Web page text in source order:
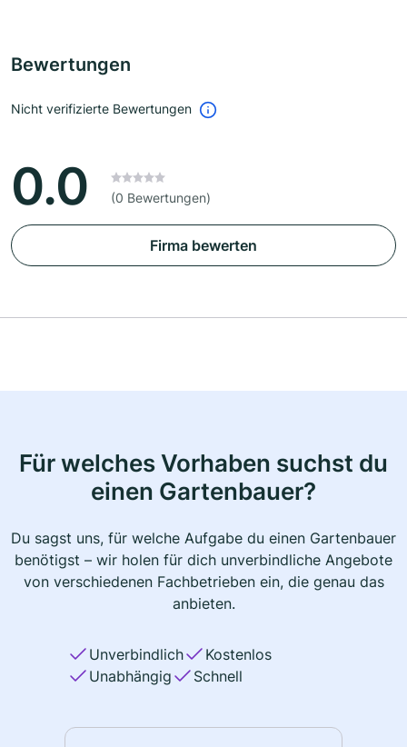
Bewertungen
Nicht verifizierte Bewertungen
0.0 (0 Bewertungen)
Firma bewerten
Für welches Vorhaben suchst du
einen Gartenbauer?
Du sagst uns, für welche Aufgabe du einen Gartenbauer
benötigst – wir holen für dich unverbindliche Angebote
von verschiedenen Fachbetrieben ein, die genau das
anbieten.
Unverbindlich
Kostenlos
Unabhängig
Schnell